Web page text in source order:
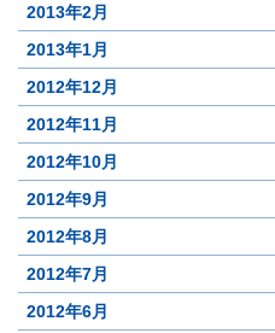
2013年2月
2013年1月
2012年12月
2012年11月
2012年10月
2012年9月
2012年8月
2012年7月
2012年6月